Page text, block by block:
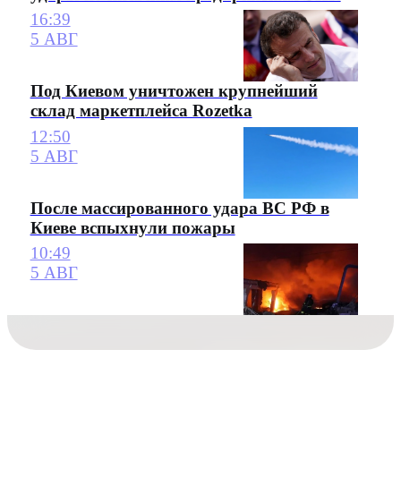
16:39
5 АВГ
Под Киевом уничтожен крупнейший
склад маркетплейса Rozetka
12:50
5 АВГ
После массированного удара ВС РФ в
Киеве вспыхнули пожары
10:49
5 АВГ